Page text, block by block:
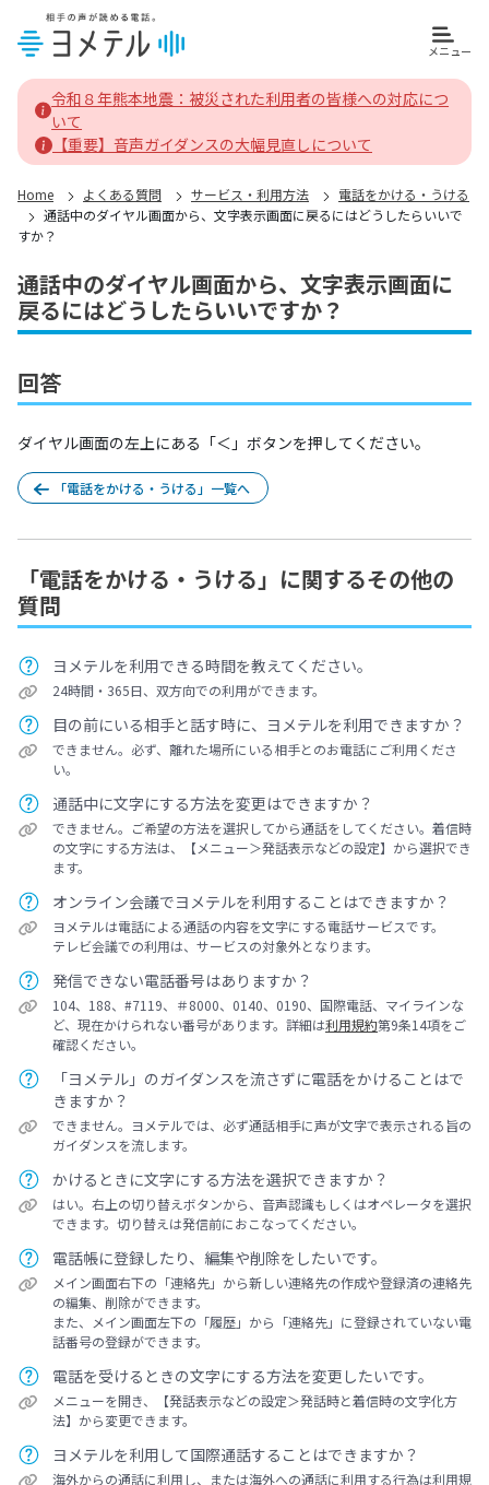
メニュー
令和８年熊本地震：被災された利用者の皆様への対応につ
いて
【重要】音声ガイダンスの大幅見直しについて
Home よくある質問 サービス・利用方法
電話をかける・うける
通話中のダイヤル画面から、文字表示画面に戻るにはどうしたらいいで
すか？
通話中のダイヤル画面から、文字表示画面に
戻るにはどうしたらいいですか？
回答
ダイヤル画面の左上にある「＜」ボタンを押してください。
「電話をかける・うける」一覧へ
「電話をかける・うける」に関するその他の
質問
ヨメテルを利用できる時間を教えてください。
24時間・365日、双方向での利用ができます。
目の前にいる相手と話す時に、ヨメテルを利用できますか？
できません。必ず、離れた場所にいる相手とのお電話にご利用くださ
い。
通話中に文字にする方法を変更はできますか？
できません。ご希望の方法を選択してから通話をしてください。着信時
の文字にする方法は、【メニュー＞発話表示などの設定】から選択でき
ます。
オンライン会議でヨメテルを利用することはできますか？
ヨメテルは電話による通話の内容を文字にする電話サービスです。
テレビ会議での利用は、サービスの対象外となります。
発信できない電話番号はありますか？
104、188、#7119、＃8000、0140、0190、国際電話、マイラインな
ど、現在かけられない番号があります。詳細は利用規約第9条14項をご
確認ください。
「ヨメテル」のガイダンスを流さずに電話をかけることはで
きますか？
できません。ヨメテルでは、必ず通話相手に声が文字で表示される旨の
ガイダンスを流します。
かけるときに文字にする方法を選択できますか？
はい。右上の切り替えボタンから、音声認識もしくはオペレータを選択
できます。切り替えは発信前におこなってください。
電話帳に登録したり、編集や削除をしたいです。
メイン画面右下の「連絡先」から新しい連絡先の作成や登録済の連絡先
の編集、削除ができます。
また、メイン画面左下の「履歴」から「連絡先」に登録されていない電
話番号の登録ができます。
電話を受けるときの文字にする方法を変更したいです。
メニューを開き、【発話表示などの設定＞発話時と着信時の文字化方
法】から変更できます。
ヨメテルを利用して国際通話することはできますか？
海外からの通話に利用し、または海外への通話に利用する行為は利用規